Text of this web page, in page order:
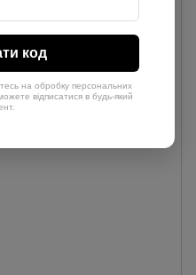
код
на обробку персональних
відписатися в будь-який